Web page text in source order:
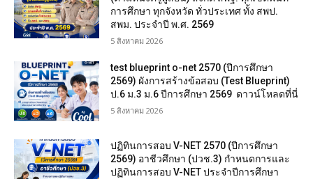
การศึกษา ทุกจังหวัด ทั่วประเทศ ทั้ง สพป.
สพม. ประจำปี พ.ศ. 2569
5 สิงหาคม 2026
test blueprint o-net 2570 (ปีการศึกษา
2569) ผังการสร้างข้อสอบ (Test Blueprint)
ป.6 ม.3 ม.6 ปีการศึกษา 2569 ดาวน์โหลดที่นี่
5 สิงหาคม 2026
ปฏิทินการสอบ V-NET 2570 (ปีการศึกษา
2569) อาชีวศึกษา (ปวช.3) กำหนดการและ
ปฏิทินการสอบ V-NET ประจำปีการศึกษา